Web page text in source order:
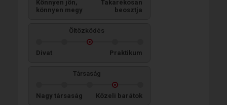
Könnyen jön,
könnyen megy
Takarékosan
beosztja
Öltözködés
Divat Praktikum
Társaság
Nagy társaság Közeli barátok